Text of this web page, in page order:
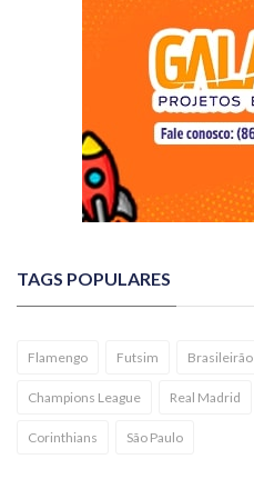
TAGS POPULARES
Flamengo Futsim Brasileirão
Champions League Real Madrid
Corinthians São Paulo